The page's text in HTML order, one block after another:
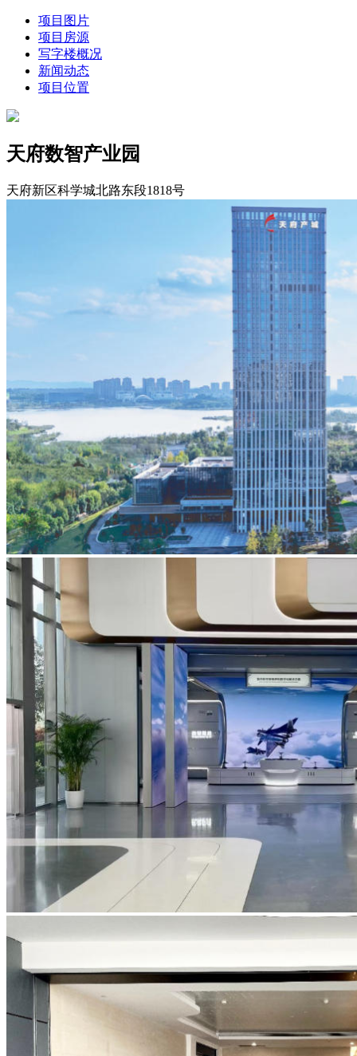
项目图片
项目房源
写字楼概况
新闻动态
项目位置
天府数智产业园
天府新区科学城北路东段1818号